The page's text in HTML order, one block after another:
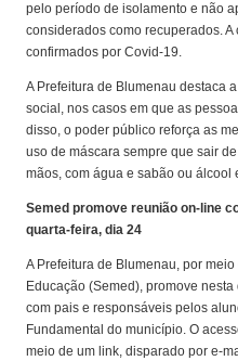
pelo período de isolamento e não
considerados como recuperados.
confirmados por Covid-19.
A Prefeitura de Blumenau destaca
social, nos casos em que as
disso, o poder público reforça as
uso de máscara sempre que sair
mãos, com água e sabão ou álcool
Semed promove reunião on-line
quarta-feira, dia 24
A Prefeitura de Blumenau, por
Educação (Semed), promove
com pais e responsáveis pelos
Fundamental do município. O
meio de um link, disparado por e-